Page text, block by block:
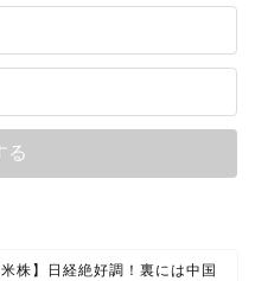
米株】日経絶好調！裏には中国